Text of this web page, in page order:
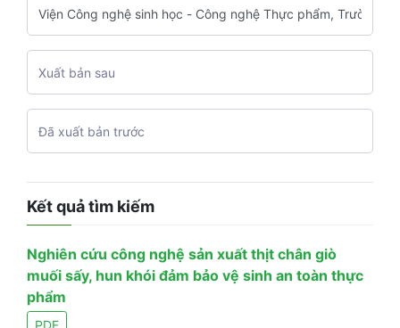
Kết quả tìm kiếm
Nghiên cứu công nghệ sản xuất thịt chân giò
muối sấy, hun khói đảm bảo vệ sinh an toàn thực
phẩm
PDF